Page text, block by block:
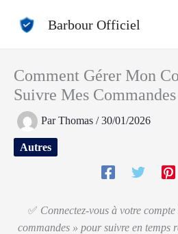
Barbour Officiel
Comment Gérer Mon
Suivre Mes Commandes
ParThomas /30/01/2026
Autres
✅ Connectez-vous à votre
commandes » pour suivre en temps